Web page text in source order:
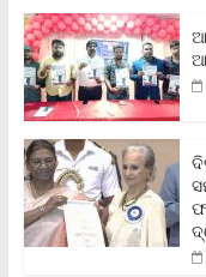
e
b
o
o
k
t
t
e
r
i
l
t
s
A
p
p
L
i
n
k